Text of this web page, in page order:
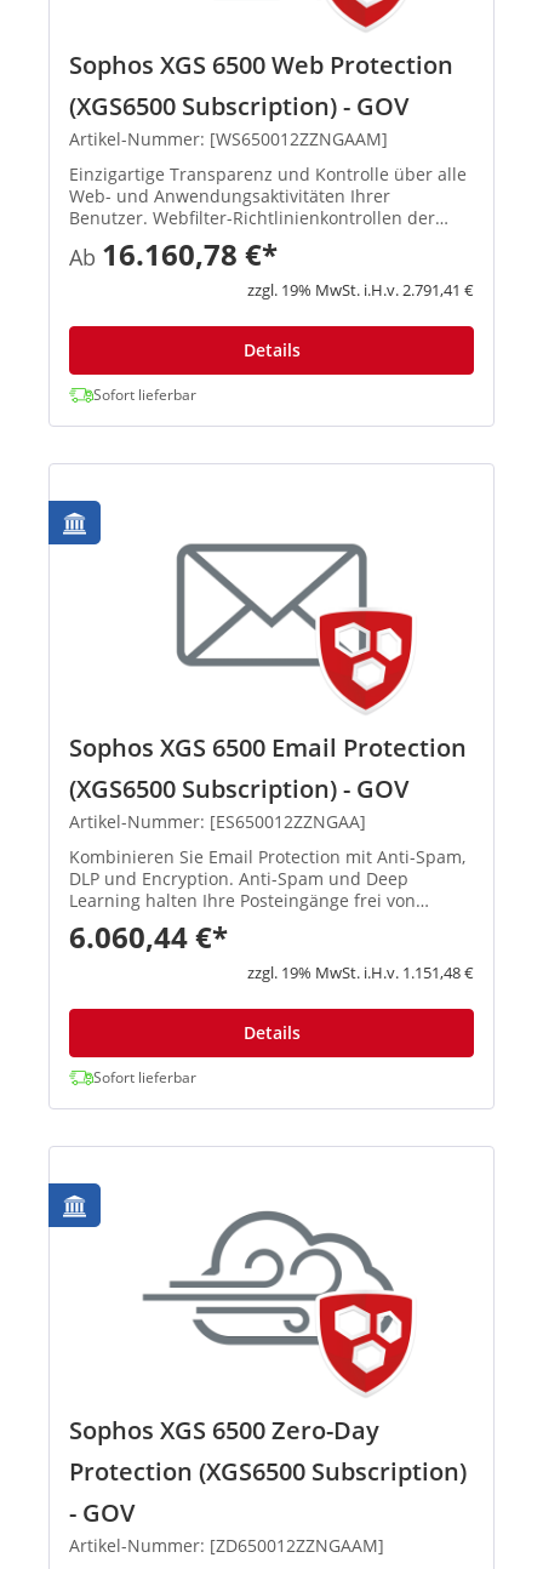
Sophos XGS 6500 Web Protection
(XGS6500 Subscription) - GOV
Artikel-Nummer: [WS650012ZZNGAAM]
Einzigartige Transparenz und Kontrolle über alle
Web- und Anwendungsaktivitäten Ihrer
Benutzer. Webfilter-Richtlinienkontrollen der
Enterprise-Klasse und einzigartiger Schutz mit
benutzer- und gruppenbasierten Next-Gen-
Anwendungskontrollen. Leistungs...
Ab 16.160,78 €*
zzgl. 19% MwSt. i.H.v. 2.791,41 €
Details
Sofort lieferbar
Sophos XGS 6500 Email Protection
(XGS6500 Subscription) - GOV
Artikel-Nummer: [ES650012ZZNGAA]
Kombinieren Sie Email Protection mit Anti-Spam,
DLP und Encryption. Anti-Spam und Deep
Learning halten Ihre Posteingänge frei von
Bedrohungen, Spam und Phishing-Angriffen. DLP
und Verschlüsselungs-Technologien schützen
Ihre sensiblen Daten. Integrier...
6.060,44 €*
zzgl. 19% MwSt. i.H.v. 1.151,48 €
Details
Sofort lieferbar
Sophos XGS 6500 Zero-Day
Protection (XGS6500 Subscription)
- GOV
Artikel-Nummer: [ZD650012ZZNGAAM]